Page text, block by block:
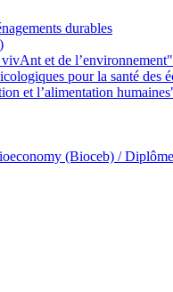
durables
et de l’environnement"
pour la santé des
et l’alimentation
(Bioceb) /